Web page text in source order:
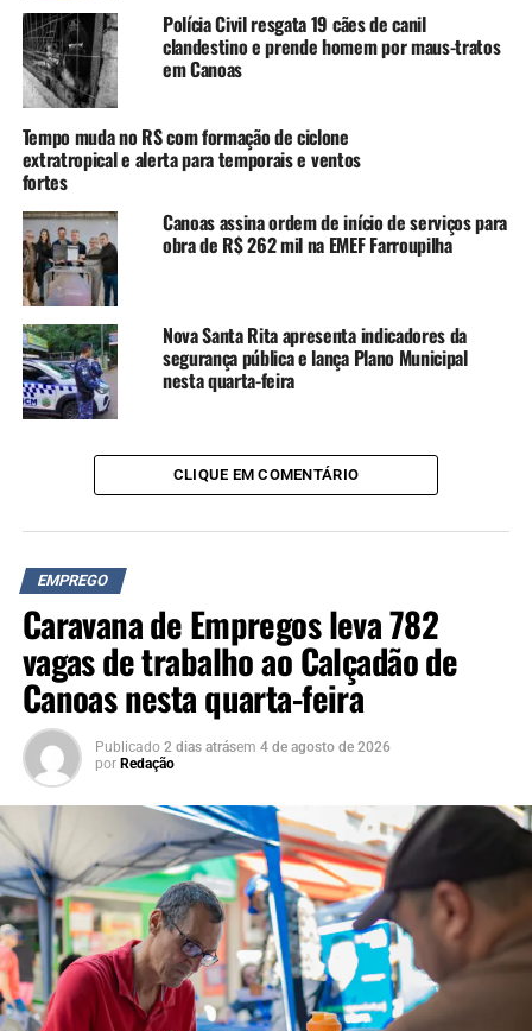
Polícia Civil resgata 19 cães de canil
clandestino e prende homem por maus-tratos
em Canoas
Tempo muda no RS com formação de ciclone
extratropical e alerta para temporais e ventos
fortes
Canoas assina ordem de início de serviços para
obra de R$ 262 mil na EMEF Farroupilha
Nova Santa Rita apresenta indicadores da
segurança pública e lança Plano Municipal
nesta quarta-feira
CLIQUE EM COMENTÁRIO
EMPREGO
Caravana de Empregos leva 782
vagas de trabalho ao Calçadão de
Canoas nesta quarta-feira
Publicado 2 dias atrásem 4 de agosto de 2026
por Redação